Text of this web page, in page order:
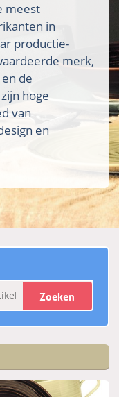
meest
in
productie-
merk,
de
hoge
van
en
Zoeken